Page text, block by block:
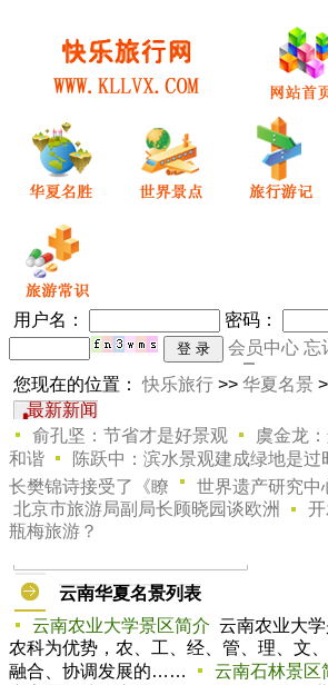
用户名： 密码 ：
会员中心 忘
您现在的位置：快乐旅行 >> 华夏名景
最新新闻
俞孔坚：节省才是好景观
虞金龙
和谐
陈跃中：滨水景观建成绿地是过
长樊锦诗接受了《瞭
世界遗产研究中
北京市旅游局副局长顾晓园谈欧洲
瓶梅旅游？
云南华夏名景列表
云南农业大学景区简介 云南农业大
农科为优势，农、工、经、管、理、文
融合、协调发展的……
云南石林景区